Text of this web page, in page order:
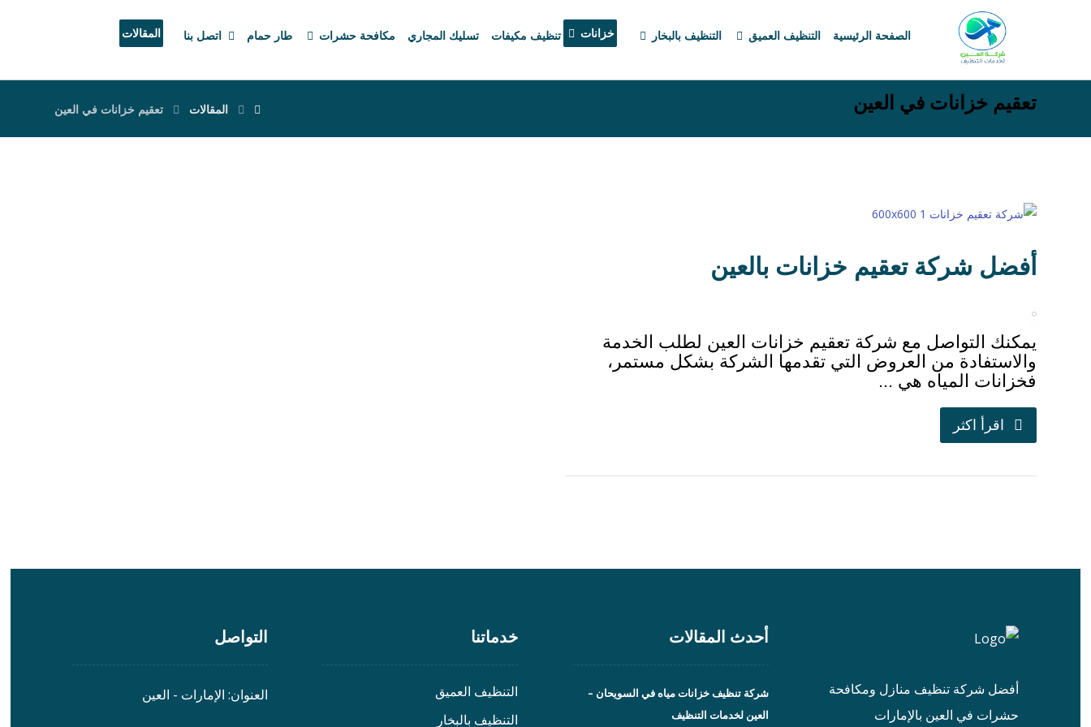
الصفحة الرئيسية التنظيف العميق التنظيف بالبخار خزانات تنظيف مكيفات تسليك المجاري مكافحة حشرات طار حمام اتصل بنا المقالات
تعقيم خزانات في العين المقالات تعقيم خزانات في العين
أفضل شركة تعقيم خزانات بالعين
يمكنك التواصل مع شركة تعقيم خزانات العين لطلب الخدمة
والاستفادة من العروض التي تقدمها الشركة بشكل مستمر،
فخزانات المياه هي ...
اقرأ اكثر
أفضل شركة تنظيف منازل ومكافحة
حشرات في العين بالإمارات
أحدث المقالات
شركة تنظيف خزانات مياه في السويحان –
العين لخدمات التنظيف
خدماتنا
التنظيف العميق
التنظيف بالبخار
التواصل
العنوان: الإمارات - العين